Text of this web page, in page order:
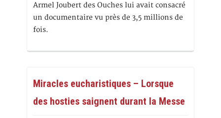
Armel Joubert des Ouches lui avait consacré
un documentaire vu près de 3,5 millions de
fois.
Miracles eucharistiques – Lorsque
des hosties saignent durant la Messe